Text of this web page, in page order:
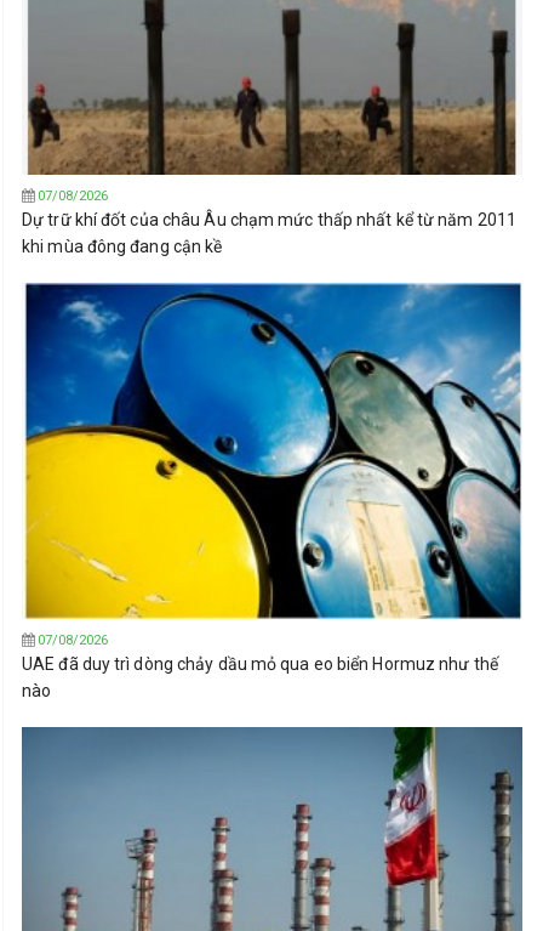
07/08/2026
Dự trữ khí đốt của châu Âu chạm mức thấp nhất kể từ năm 2011
khi mùa đông đang cận kề
07/08/2026
UAE đã duy trì dòng chảy dầu mỏ qua eo biển Hormuz như thế
nào